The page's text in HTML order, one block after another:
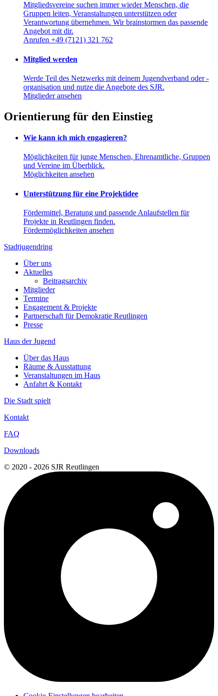
Mitgliedsvereine suchen immer wieder Menschen, die
Gruppen leiten, Veranstaltungen unterstützen oder
Verantwortung übernehmen. Wir brainstormen das passende
Angebot mit dir.
Anrufen +49 (7121) 321 762
Mitglied werden
Werde Teil des Netzwerks mit deinem Jugendverband oder -
organisation und nutze die Angebote des SJR.
Mitglieder ansehen
Orientierung für den Einstieg
Wie kann ich mich engagieren?
Möglichkeiten für junge Menschen, Ehrenamtliche, Gruppen
und Vereine im Überblick.
Möglichkeiten ansehen
Unterstützung für eine Projektidee
Fördermittel, Beratung und passende Anlaufstellen für
Projekte in Reutlingen finden.
Fördermöglichkeiten ansehen
Stadtjugendring
Über uns
Aktuelles
Beitragsarchiv
Mitglieder
Termine
Engagement & Projekte
Partnerschaft für Demokratie Reutlingen
Presse
Haus der Jugend
Über das Haus
Räume & Ausstattung
Veranstaltungen im Haus
Anfahrt & Kontakt
Die Stadt spielt
Kontakt
FAQ
Downloads
© 2020 - 2026 SJR Reutlingen